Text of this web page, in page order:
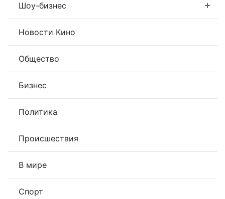
Шоу-бизнес
Новости Кино
Общество
Бизнес
Политика
Происшествия
В мире
Спорт